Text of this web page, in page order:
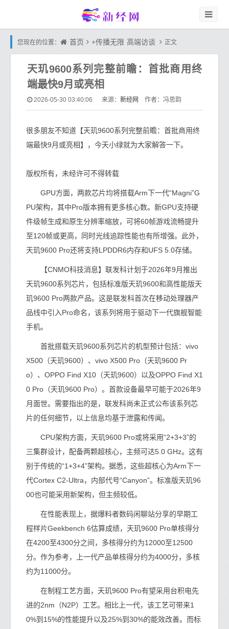
您现在的位置： 首页 +传播无限 高端访谈 正文
天玑9600系列完整前瞻：首批商用终
端最快9月或亮相
2026-05-30 03:40:06 来源： 新经网 作者：冯思韵
很多朋友不知道【天玑9600系列完整前瞻：首批商用终
端最快9月或亮相】，今天小绿就为大家解答一下。
版权所有，未经许可不得转载
GPU方面，两款芯片均将搭载Arm下一代“Magni”G
PU架构，其中Pro版本拥有更多核心数。新GPU支持硬
件级帧生成和原生分辨率缩放，可将60帧游戏流畅提升
至120帧或更高，同时光线追踪性能也有所增强。此外，
天玑9600 Pro还将支持LPDDR6内存和UFS 5.0存储。
【CNMO科技消息】联发科计划于2026年9月推出
天玑9600系列芯片，包括标准版天玑9600和高性能版天
玑9600 Pro两款产品。这是联发科首次在移动处理器产
品线中引入Pro命名，该系列将用于驱动下一代旗舰智能
手机。
首批搭载天玑9600系列芯片的机型预计包括：vivo
X500（天玑9600）、vivo X500 Pro（天玑9600 Pr
o）、OPPO Find X10（天玑9600）以及OPPO Find X1
0 Pro（天玑9600 Pro）。首款设备最早可能于2026年9
月面世。需要指出的是，联发科尚未正式公布该系列芯
片的任何细节，以上信息均基于泄露和传闻。
CPU架构方面，天玑9600 Pro或将采用“2+3+3”的
三集群设计，配备两颗超核心，主频可达5.0 GHz。这有
别于传统的“1+3+4”架构。据悉，这些超核心为Arm下一
代Cortex C2-Ultra，内部代号“Canyon”。标准版天玑96
00也可能采用新架构，但主频较低。
在性能表现上，据爆料者数码闲聊站分享的早期工
程样片Geekbench 6估算成绩，天玑9600 Pro单核得分
在4200至4300分之间，多核得分约为12000至12500
分。作为参考，上一代产品单核得分约为4000分，多核
约为11000分。
在制程工艺方面，天玑9600 Pro有望采用台积电先
进的2nm（N2P）工艺。相比上一代，该工艺可带来1
0%到15%的性能提升以及25%到30%的能效改善。而标